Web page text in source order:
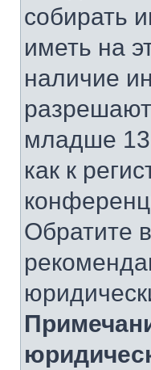
собирать
иметь на
наличие
младше 13
как к
Обратите